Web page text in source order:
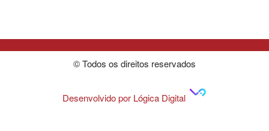
© Todos os direitos reservados
Desenvolvido por Lógica Digital